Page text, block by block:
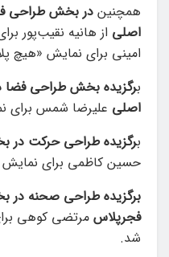
همچنین در بخش طراحی
اصلی از هانیه نقیب‌پور
امینی برای نمایش «هیچ
برگزیده بخش طراحی فضا
اصلی علیرضا شمس برای
برگزیده طراحی حرکت در
حسین کاظمی برای نمایش
برگزیده طراحی صحنه
فجرپلاس مرتضی کوهی
شد.